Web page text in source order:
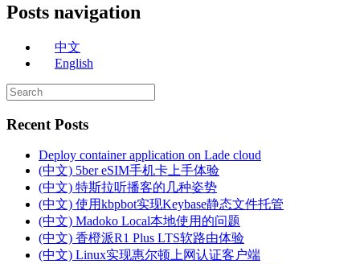
Posts navigation
中文
English
Recent Posts
Deploy container application on Lade cloud
(中文) 5ber eSIM手机卡上手体验
(中文) 特斯拉听播客的几种姿势
(中文) 使用kbpbot实现Keybase静态文件托管
(中文) Madoko Local本地使用的问题
(中文) 香橙派R1 Plus LTS软路由体验
(中文) Linux实现惠尔顿上网认证客户端